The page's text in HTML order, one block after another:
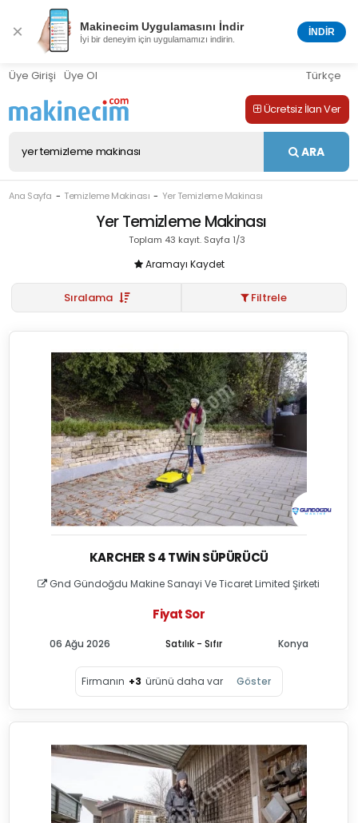
× Makinecim Uygulamasını İndir
İyi bir deneyim için uygulamamızı indirin.
İNDİR
Üye Girişi Üye Ol Türkçe
Ücretsiz İlan Ver
ARA
Ana Sayfa Temizleme Makinası Yer Temizleme Makinası
Yer Temizleme Makinası
Toplam 43 kayıt. Sayfa 1/3
Aramayı Kaydet
Sıralama Filtrele
KARCHER S 4 TWIN SÜPÜRÜCÜ
Gnd Gündoğdu Makine Sanayi Ve Ticaret Limited Şirketi
Fiyat Sor
Satılık - Sıfır
06 Ağu 2026 Konya
Firmanın +3 ürünü daha var Göster